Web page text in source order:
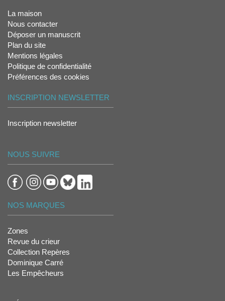
La maison
Nous contacter
Déposer un manuscrit
Plan du site
Mentions légales
Politique de confidentialité
Préférences des cookies
INSCRIPTION NEWSLETTER
Inscription newsletter
NOUS SUIVRE
NOS MARQUES
Zones
Revue du crieur
Collection Repères
Dominique Carré
Les Empêcheurs